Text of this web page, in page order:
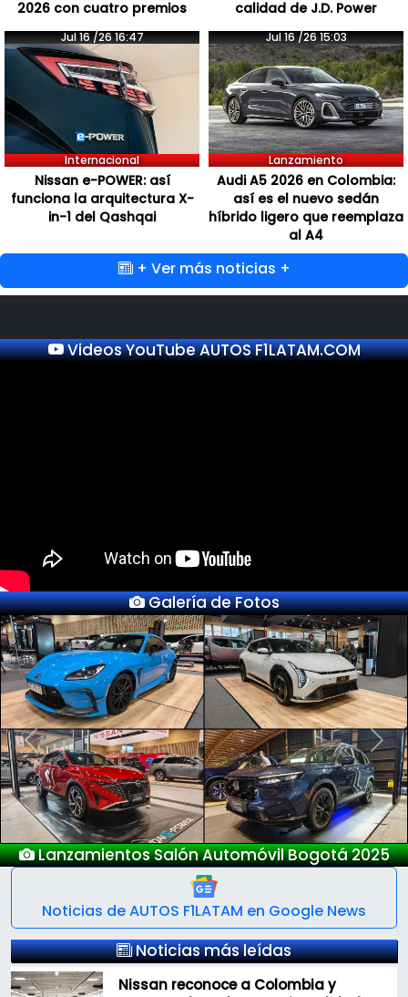
2026 con cuatro premios
calidad de J.D. Power
Jul 16 /26 16:47
Internacional
Nissan e-POWER: así
funciona la arquitectura X-
in-1 del Qashqai
Jul 16 /26 15:03
Lanzamiento
Audi A5 2026 en Colombia:
así es el nuevo sedán
híbrido ligero que reemplaza
al A4
+ Ver más noticias +
Videos YouTube AUTOS F1LATAM.COM
Galería de Fotos
Nuevo Deepal S05
Previous Next
Noticias de AUTOS F1LATAM en Google News
Noticias más leídas
Nissan reconoce a Colombia y